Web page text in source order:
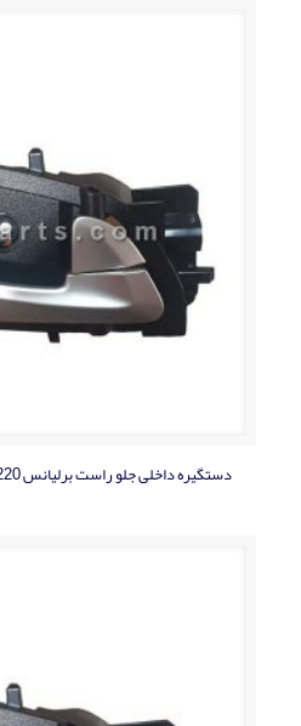
دستگیره داخلی جلو راست برلیانس Brilliance H220